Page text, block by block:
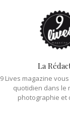
La
9 Lives magazine
quotidien dans le
photographie et